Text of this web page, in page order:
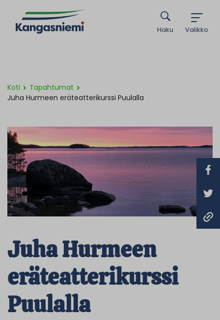
Valikko
Haku
Koti
Tapahtumat
Juha Hurmeen eräteatterikurssi Puulalla
Juha Hurmeen
eräteatterikurssi
Puulalla